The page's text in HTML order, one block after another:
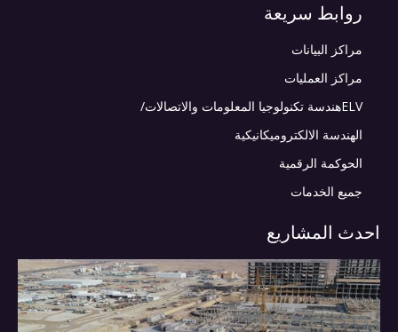
روابط سريعة
مراكز البيانات
مراكز العمليات
ELVهندسة تكنولوجيا المعلومات والاتصالات/
الهندسة الالكتروميكانيكية
الحوكمة الرقمية
جميع الخدمات
احدث المشاريع